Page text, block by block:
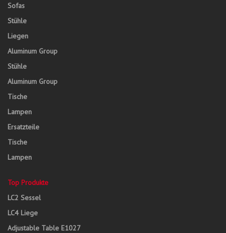
Sofas
Stühle
Liegen
Aluminum Group
Stühle
Aluminum Group
Tische
Lampen
Ersatzteile
Tische
Lampen
Top Produkte
LC2 Sessel
LC4 Liege
Adjustable Table E1027